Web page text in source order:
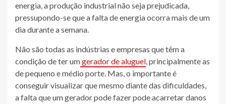
energia, a produção industrial não seja prejudicada,
pressupondo-se que a falta de energia ocorra mais de um
dia durante a semana.
Não são todas as indústrias e empresas que têm a
condição de ter umgerador de aluguel, principalmente as
de pequeno e médio porte. Mas, o importante é
conseguir visualizar que mesmo diante das dificuldades,
a falta que um gerador pode fazer pode acarretar danos